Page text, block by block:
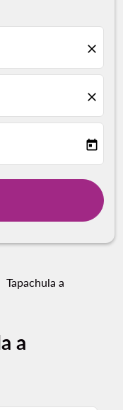
close
close
today
Tapachula a
a